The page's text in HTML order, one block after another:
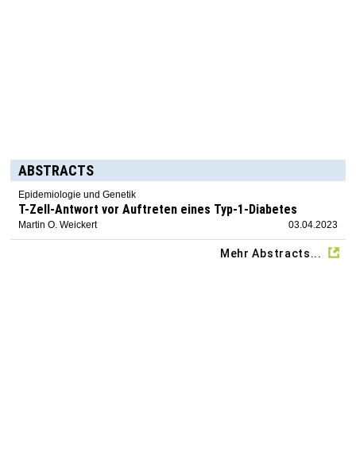
ABSTRACTS
Epidemiologie und Genetik
T-Zell-Antwort vor Auftreten eines Typ-1-Diabetes
Martin O. Weickert 03.04.2023
Mehr Abstracts...